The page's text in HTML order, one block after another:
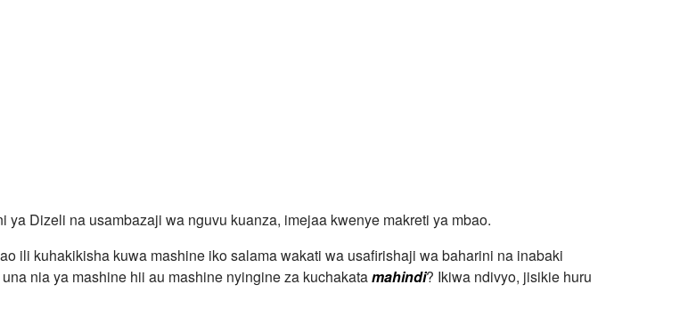
Dizeli na usambazaji wa nguvu kuanza, imejaa kwenye makreti ya mbao.
ili kuhakikisha kuwa mashine iko salama wakati wa usafirishaji wa baharini na inabaki
nia ya mashine hii au mashine nyingine za kuchakatamahindi? Ikiwa ndivyo, jisikie huru